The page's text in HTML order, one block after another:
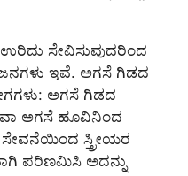
ಸೇವಿಸುವುದರಿಂದ
ಇವೆ. ಅಗಸೆ ಗಿಡದ
ಅಗಸೆ ಗಿಡದ
ಅಗಸೆ ಹೂವಿನಿಂದ
ಸ್ತ್ರೀಯರ
ಪರಿಣಮಿಸಿ ಅದನ್ನು